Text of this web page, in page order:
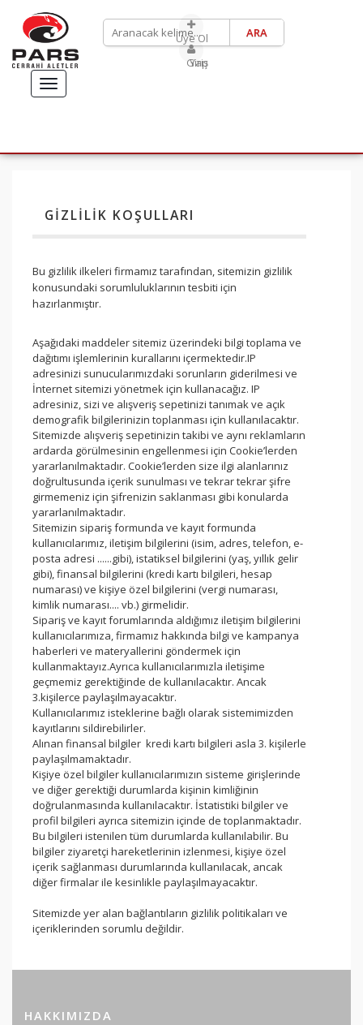
TOGGLE
Üye Ol
Giriş Yap
ABDULKADİR GÖKSEL
SÜLEYMAN TAŞ RHİNOPLASTY SETİ
İLETIŞIM
GIZLILIK KOŞULLARI
Bu gizlilik ilkeleri firmamız tarafından, sitemizin gizlilik
konusundaki sorumluluklarının tesbiti için
hazırlanmıştır.
Aşağıdaki maddeler sitemiz üzerindeki bilgi toplama ve
dağıtımı işlemlerinin kurallarını içermektedir.IP
adresinizi sunucularımızdaki sorunların giderilmesi ve
İnternet sitemizi yönetmek için kullanacağız. IP
adresiniz, sizi ve alışveriş sepetinizi tanımak ve açık
demografik bilgilerinizin toplanması için kullanılacaktır.
Sitemizde alışveriş sepetinizin takibi ve aynı reklamların
ardarda görülmesinin engellenmesi için Cookie’lerden
yararlanılmaktadır. Cookie’lerden size ilgi alanlarınız
doğrultusunda içerik sunulması ve tekrar tekrar şifre
girmemeniz için şifrenizin saklanması gibi konularda
yararlanılmaktadır.
Sitemizin sipariş formunda ve kayıt formunda
kullanıcılarımız, iletişim bilgilerini (isim, adres, telefon, e-
posta adresi ......gibi), istatiksel bilgilerini (yaş, yıllık gelir
gibi), finansal bilgilerini (kredi kartı bilgileri, hesap
numarası) ve kişiye özel bilgilerini (vergi numarası,
kimlik numarası.... vb.) girmelidir.
Sipariş ve kayıt forumlarında aldığımız iletişim bilgilerini
kullanıcılarımıza, firmamız hakkında bilgi ve kampanya
haberleri ve materyallerini göndermek için
kullanmaktayız.Ayrıca kullanıcılarımızla iletişime
geçmemiz gerektiğinde de kullanılacaktır. Ancak
3.kişilerce paylaşılmayacaktır.
Kullanıcılarımız isteklerine bağlı olarak sistemimizden
kayıtlarını sildirebilirler.
Alınan finansal bilgiler kredi kartı bilgileri asla 3. kişilerle
paylaşılmamaktadır.
Kişiye özel bilgiler kullanıcılarımızın sisteme girişlerinde
ve diğer gerektiği durumlarda kişinin kimliğinin
doğrulanmasında kullanılacaktır. İstatistiki bilgiler ve
profil bilgileri ayrıca sitemizin içinde de toplanmaktadır.
Bu bilgileri istenilen tüm durumlarda kullanılabilir. Bu
bilgiler ziyaretçi hareketlerinin izlenmesi, kişiye özel
içerik sağlanması durumlarında kullanılacak, ancak
diğer firmalar ile kesinlikle paylaşılmayacaktır.
Sitemizde yer alan bağlantıların gizlilik politikaları ve
içeriklerinden sorumlu değildir.
HAKKIMIZDA